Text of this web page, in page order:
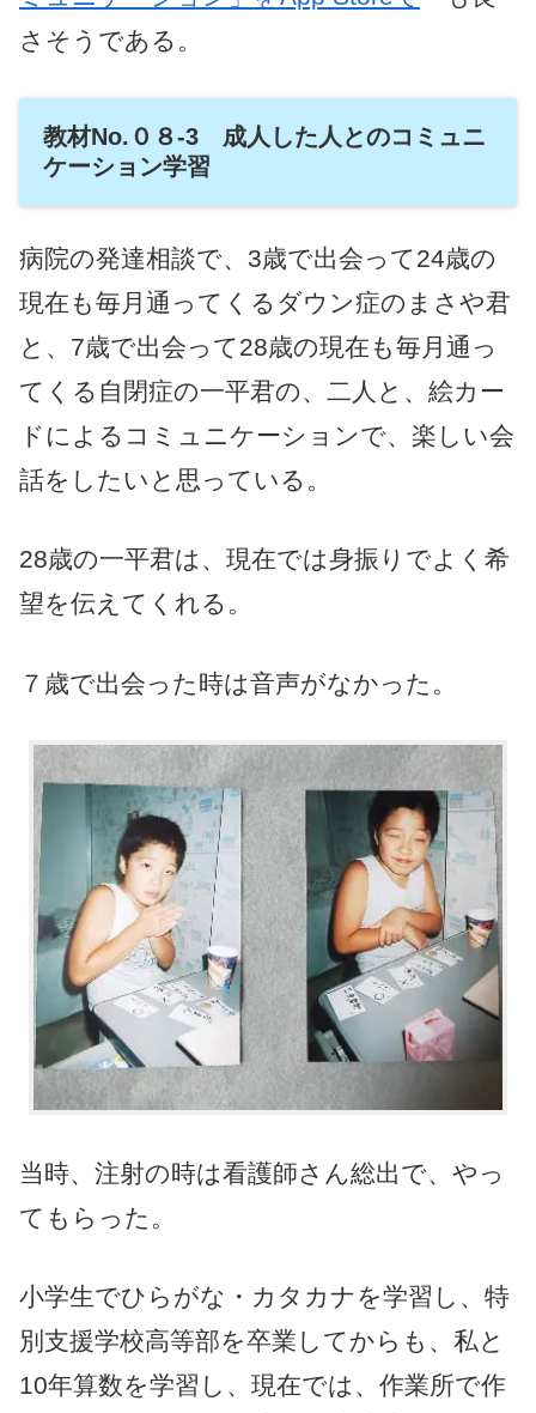
さそうである。
教材No.０８-3 成人した人とのコミュニ
ケーション学習
病院の発達相談で、3歳で出会って24歳の
現在も毎月通ってくるダウン症のまさや君
と、7歳で出会って28歳の現在も毎月通っ
てくる自閉症の一平君の、二人と、絵カー
ドによるコミュニケーションで、楽しい会
話をしたいと思っている。
28歳の一平君は、現在では身振りでよく希
望を伝えてくれる。
７歳で出会った時は音声がなかった。
当時、注射の時は看護師さん総出で、やっ
てもらった。
小学生でひらがな・カタカナを学習し、特
別支援学校高等部を卒業してからも、私と
10年算数を学習し、現在では、作業所で作